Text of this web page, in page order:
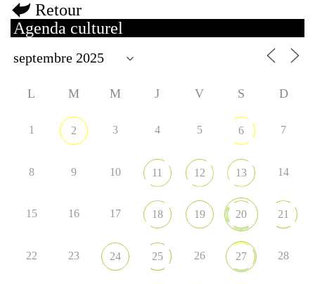
Retour
Agenda culturel
L M M J V S D
1 2 3 4 5 6 7
8 9 10 11 12 13 14
15 16 17 18 19 20 21
22 23 24 25 26 27 28